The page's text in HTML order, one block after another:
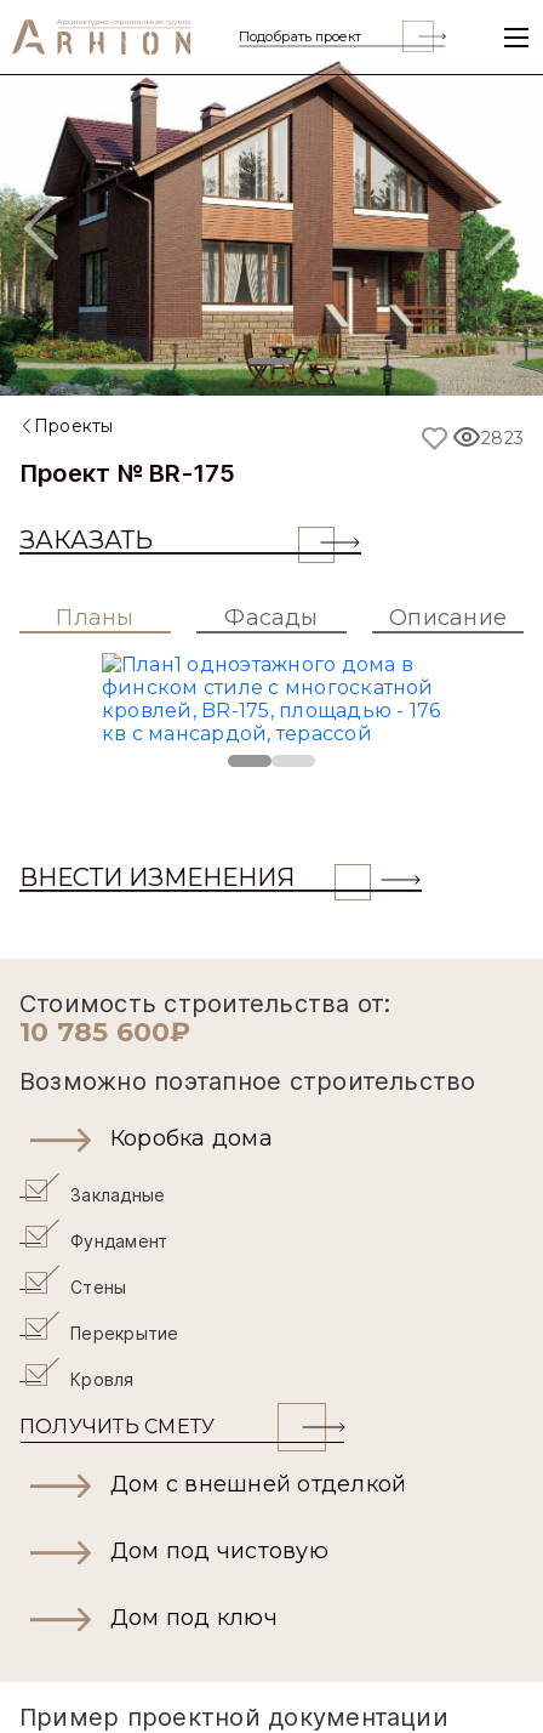
Подобрать проект
Previous
Проекты
Проект № BR-175
ЗАКАЗАТЬ
2823
Планы Фасады Описание
ВНЕСТИ ИЗМЕНЕНИЯ
Стоимость строительства от:
10 785 600₽
Возможно поэтапное строительство
Коробка дома
Закладные
Фундамент
Стены
Перекрытие
Кровля
ПОЛУЧИТЬ СМЕТУ
Дом с внешней отделкой
Дом под чистовую
Дом под ключ
Пример проектной документации